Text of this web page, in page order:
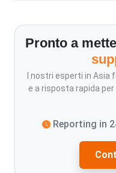
Pronto a
I nostri esperti in
e a risposta rapida
Reporting in